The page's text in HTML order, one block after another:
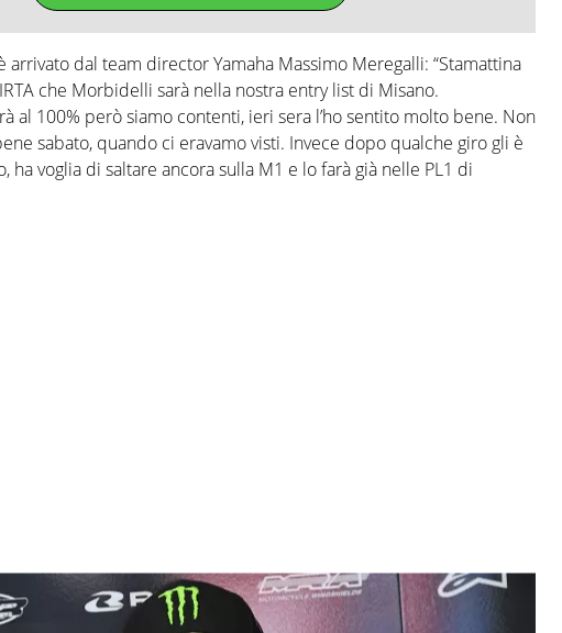
arrivato dal team director Yamaha Massimo Meregalli: “Stamattina
che Morbidelli sarà nella nostra entry list di Misano.
al 100% però siamo contenti, ieri sera l’ho sentito molto bene. Non
sabato, quando ci eravamo visti. Invece dopo qualche giro gli è
ha voglia di saltare ancora sulla M1 e lo farà già nelle PL1 di